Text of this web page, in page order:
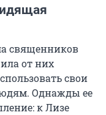
священников
от них
свои
Однажды ее
к Лизе